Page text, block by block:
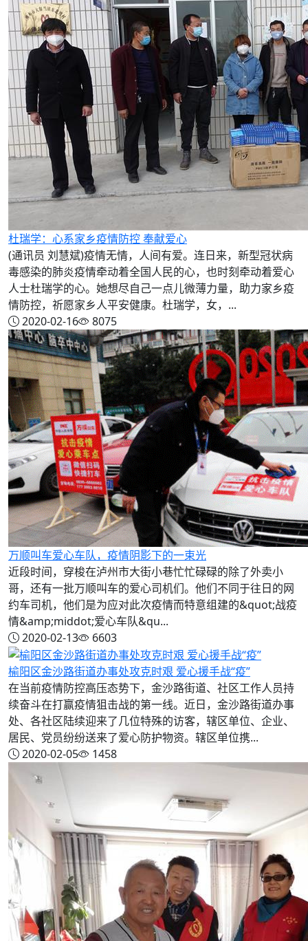
杜瑞学：心系家乡疫情防控 奉献爱心
(通讯员 刘慧斌)疫情无情，人间有爱。连日来，新型冠状病
毒感染的肺炎疫情牵动着全国人民的心，也时刻牵动着爱心
人士杜瑞学的心。她想尽自己一点儿微薄力量，助力家乡疫
情防控，祈愿家乡人平安健康。杜瑞学，女，...
2020-02-16
8075
万顺叫车爱心车队，疫情阴影下的一束光
近段时间，穿梭在泸州市大街小巷忙忙碌碌的除了外卖小
哥，还有一批万顺叫车的爱心司机们。他们不同于往日的网
约车司机，他们是为应对此次疫情而特意组建的&quot;战疫
情&amp;middot;爱心车队&qu...
2020-02-13
6603
榆阳区金沙路街道办事处攻克时艰 爱心援手战“疫”
在当前疫情防控高压态势下，金沙路街道、社区工作人员持
续奋斗在打赢疫情狙击战的第一线。近日，金沙路街道办事
处、各社区陆续迎来了几位特殊的访客，辖区单位、企业、
居民、党员纷纷送来了爱心防护物资。辖区单位携...
2020-02-05
1458